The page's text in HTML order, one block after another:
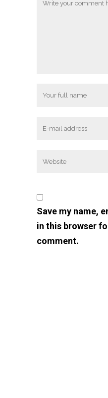
Save my name,
in this browser
comment.